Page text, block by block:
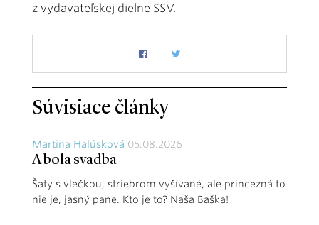
z vydavateľskej dielne SSV.
Súvisiace články
Martina Halúsková 05.08.2026
A bola svadba
Šaty s vlečkou, striebrom vyšívané, ale princezná to
nie je, jasný pane. Kto je to? Naša Baška!